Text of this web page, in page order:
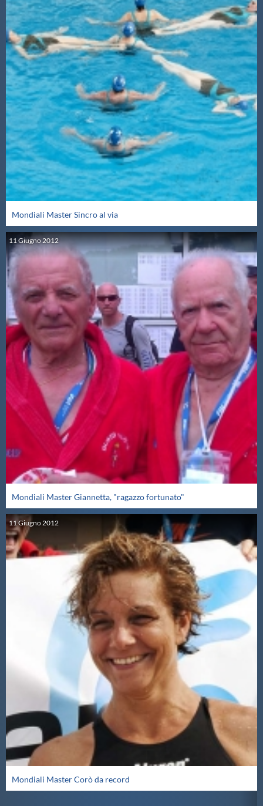
Mondiali Master Sincro al via
11Giugno2012
Mondiali Master Giannetta, "ragazzo fortunato"
11Giugno2012
Mondiali Master Corò da record